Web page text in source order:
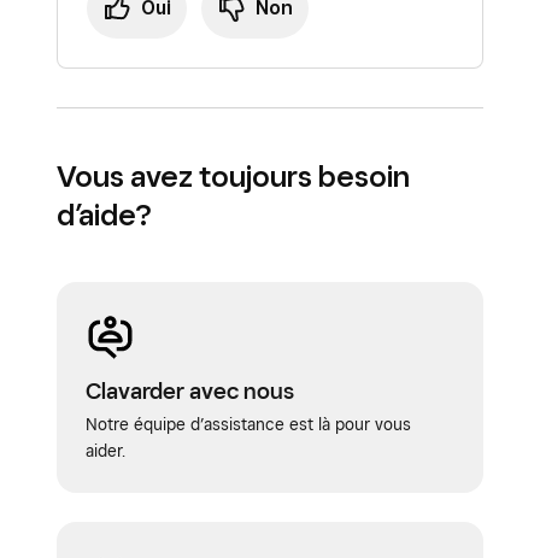
Oui Non
Vous avez toujours besoin
d’aide?
Clavarder avec nous
Notre équipe d’assistance est là pour vous
aider.